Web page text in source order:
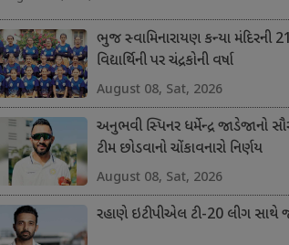
ભુજ સ્વામિનારાયણ કન્યા મંદિરની 21
વિદ્યાર્થિની પર ચંદ્રકોની વર્ષા
August 08, Sat, 2026
અનુભવી સ્પિનર ધર્મેન્દ્ર જાડેજાનો
ટીમ છોડવાનો ચોંકાવનારો નિર્ણય
August 08, Sat, 2026
રહાણે ઇટીપીએલ ટી-20 લીગ સાથે